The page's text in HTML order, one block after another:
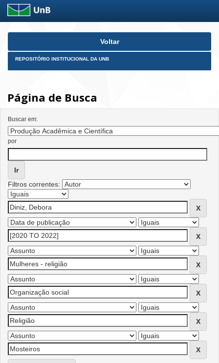
Skip
Voltar
REPOSITÓRIO INSTITUCIONAL DA UNB
Página de Busca
Buscar em:
por
Filtros correntes: